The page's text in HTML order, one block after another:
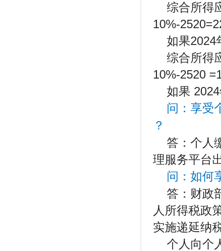
综合所得
10%-
如果2024
综合所得
10%-2520
如果
问：享受
？
答：个人
理服务平台
问：如何
答：财政
人所得税政
实施递延纳
个人向个